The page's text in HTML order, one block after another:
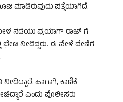
ಮಾಡಿರುವುದು ಪತ್ತೆಯಾಗಿದೆ.
ನಡೆಯು ಪ್ರಯಾಗ್ ರಾಜ್ ಗೆ
ನೀಡಿದ್ದರು. ಈ ವೇಳೆ ದೇಣಿಗೆ
ಹಾಗಾಗಿ, ಕಾಣಿಕೆ
ಎಂದು ಪೊಲೀಸರು